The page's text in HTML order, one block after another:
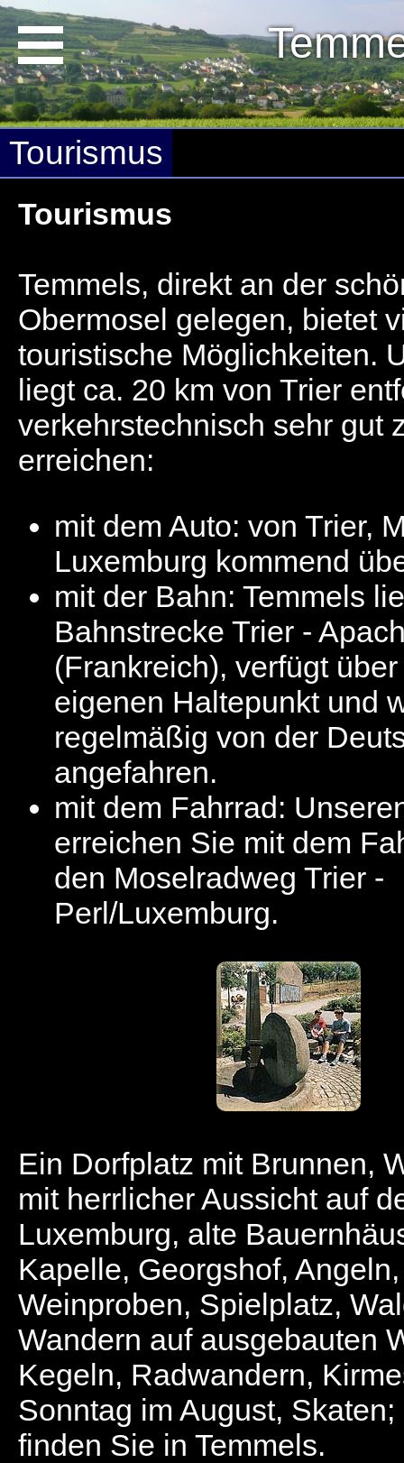
Tourismus
Tourismus
Temmels, direkt an der
Obermosel gelegen, bietet
touristische Möglichkeiten.
liegt ca. 20 km von Trier
verkehrstechnisch sehr gut
erreichen:
mit dem Auto: von Trier,
Luxemburg kommend
mit der Bahn: Temmels
Bahnstrecke Trier -
(Frankreich), verfügt
eigenen Haltepunkt und
regelmäßig von der
angefahren.
mit dem Fahrrad:
erreichen Sie mit dem
den Moselradweg Trier -
Perl/Luxemburg.
Ein Dorfplatz mit Brunnen,
mit herrlicher Aussicht auf
Luxemburg, alte
Kapelle, Georgshof, Angeln,
Weinproben, Spielplatz,
Wandern auf ausgebauten
Kegeln, Radwandern,
Sonntag im August,
finden Sie in Temmels.